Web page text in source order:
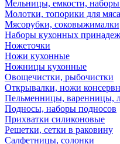
Мельницы, емкости, наборы
Молотки, топорики для мяса
Мясорубки,
Наборы кухонных
Ножеточки
Ножи кухонные
Ножницы кухонные
Овощечистки, рыбочистки
Открывалки, ножи
Пельменницы, варенницы,
Подносы, наборы подносов
Прихватки силиконовые
Решетки, сетки в раковину
Салфетницы, солонки